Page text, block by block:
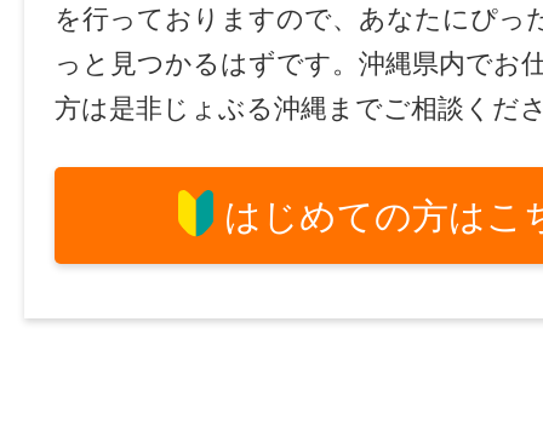
を行っておりますので、あなたにぴっ
っと見つかるはずです。沖縄県内でお
方は是非じょぶる沖縄までご相談くだ
はじめての方はこ